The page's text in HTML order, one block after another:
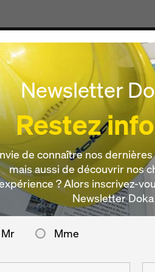
Produits & Services Digital
Newsletter
Restez
de connaître nos
mais aussi de découvrir nos
? Alors inscrivez-
Newsletter Doka
Mme